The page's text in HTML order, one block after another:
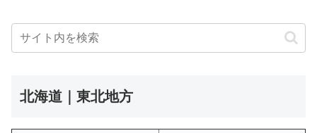
北海道｜東北地方